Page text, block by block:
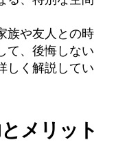
族や友人との時
て、後悔しない
しく解説してい
メリット